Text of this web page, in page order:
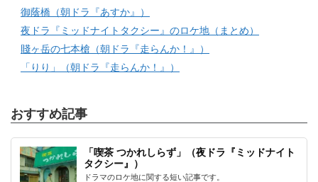
御蔭橋（朝ドラ『あすか』）
夜ドラ『ミッドナイトタクシー』のロケ地（まとめ）
賤ヶ岳の七本槍（朝ドラ『走らんか！』）
「りり」（朝ドラ『走らんか！』）
おすすめ記事
「喫茶 つかれしらず」（夜ドラ『ミッドナイト
タクシー』）
ドラマのロケ地に関する短い記事です。